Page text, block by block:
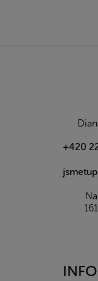
+420